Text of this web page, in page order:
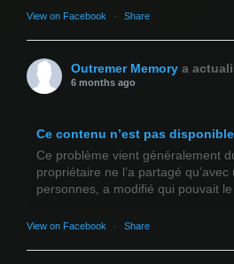
View on Facebook · Share
Outremer Memory a
6 months ago
Ce contenu n’est pas
Ce problème vient généralement
propriétaire ne l’a partagé
personnes, a modifié qui pouvait
View on Facebook · Share